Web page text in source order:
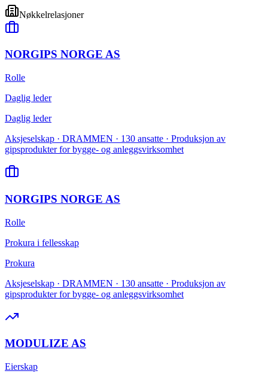
Nøkkelrelasjoner
NORGIPS NORGE AS
Rolle
Daglig leder
Daglig leder
Aksjeselskap · DRAMMEN · 130 ansatte · Produksjon av
gipsprodukter for bygge- og anleggsvirksomhet
NORGIPS NORGE AS
Rolle
Prokura i fellesskap
Prokura
Aksjeselskap · DRAMMEN · 130 ansatte · Produksjon av
gipsprodukter for bygge- og anleggsvirksomhet
MODULIZE AS
Eierskap